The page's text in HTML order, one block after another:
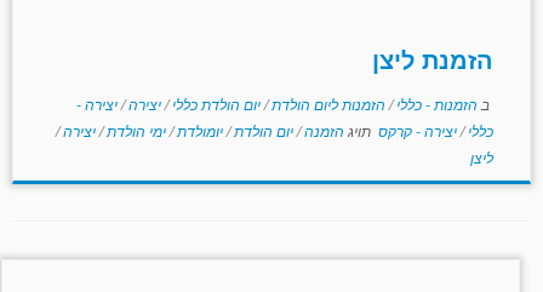
הזמנת ליצן
ב הזמנות - כללי/ הזמנות ליום הולדת/יום הולדת כללי/יצירה/יצירה -
כללי/יצירה - קרקס תויג הזמנה/יום הולדת/יומולדת/ימי הולדת/יצירה/
ליצן